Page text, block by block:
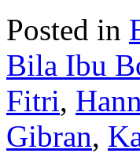
Posted in
Bila Ibu
Fitri,
Gibran,